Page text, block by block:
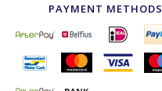
PAYMENT METHODS